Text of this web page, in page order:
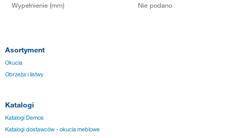
Wypełnienie (mm) Nie podano
Asortyment
Okucia
Obrzeża i listwy
Katalogi
Katalogi Demos
Katalogi dostawców - okucia meblowe